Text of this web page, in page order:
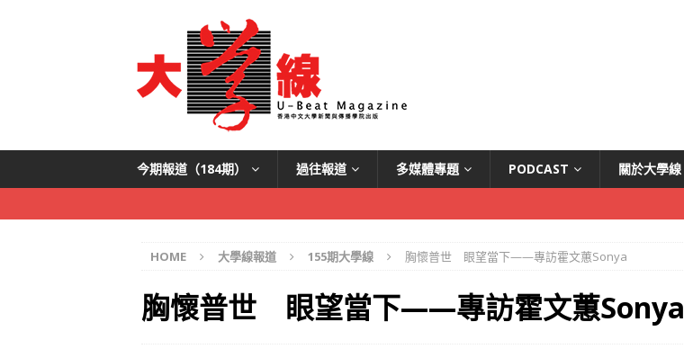
今期報道（184期） 過往報道 多媒體專題 PODCAST 關於大學線
HOME 大學線報道 155期大學線 胸懷普世 眼望當下——專訪霍文蕙Sonya
胸懷普世 眼望當下——專訪霍文蕙Sonya